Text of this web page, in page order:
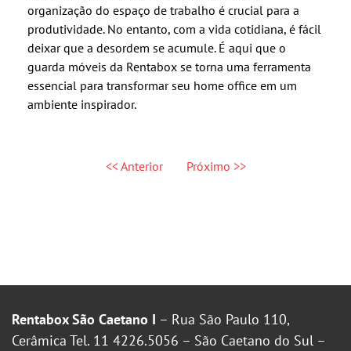
organização do espaço de trabalho é crucial para a
produtividade. No entanto, com a vida cotidiana, é fácil
deixar que a desordem se acumule. É aqui que o
guarda móveis da Rentabox se torna uma ferramenta
essencial para transformar seu home office em um
ambiente inspirador.
<< Anterior Próximo >>
Rentabox São Caetano I – Rua São Paulo 110,
Cerâmica Tel. 11 4226.5056 – São Caetano do Sul –